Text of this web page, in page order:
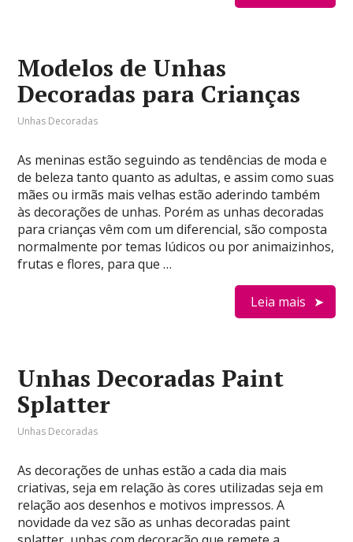
Modelos de Unhas
Decoradas para Crianças
Unhas Decoradas
As meninas estão seguindo as tendências de moda e
de beleza tanto quanto as adultas, e assim como suas
mães ou irmãs mais velhas estão aderindo também
às decorações de unhas. Porém as unhas decoradas
para crianças vêm com um diferencial, são composta
normalmente por temas lúdicos ou por animaizinhos,
frutas e flores, para que …
Leia mais
Unhas Decoradas Paint
Splatter
Unhas Decoradas
As decorações de unhas estão a cada dia mais
criativas, seja em relação às cores utilizadas seja em
relação aos desenhos e motivos impressos. A
novidade da vez são as unhas decoradas paint